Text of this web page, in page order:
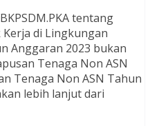
tentang
di Lingkungan
Anggaran 2023 bukan
Tenaga Non ASN
Tenaga Non ASN Tahun
lebih lanjut dari